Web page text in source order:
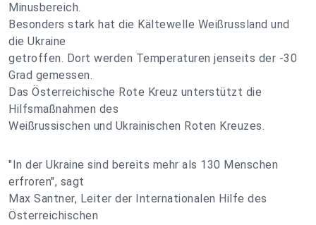
Minusbereich.
Besonders stark hat die Kältewelle Weißrussland und
die Ukraine
getroffen. Dort werden Temperaturen jenseits der -30
Grad gemessen.
Das Österreichische Rote Kreuz unterstützt die
Hilfsmaßnahmen des
Weißrussischen und Ukrainischen Roten Kreuzes.
"In der Ukraine sind bereits mehr als 130 Menschen
erfroren", sagt
Max Santner, Leiter der Internationalen Hilfe des
Österreichischen